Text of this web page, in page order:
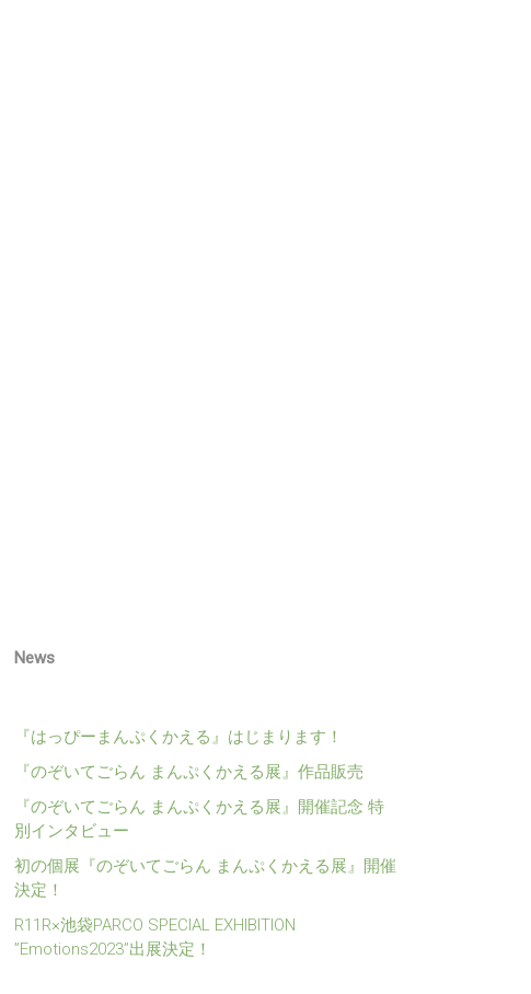
News
『はっぴーまんぷくかえる』はじまります！
『のぞいてごらん まんぷくかえる展』作品販売
『のぞいてごらん まんぷくかえる展』開催記念 特
別インタビュー
初の個展『のぞいてごらん まんぷくかえる展』開催
決定！
R11R×池袋PARCO SPECIAL EXHIBITION
”Emotions2023”出展決定！